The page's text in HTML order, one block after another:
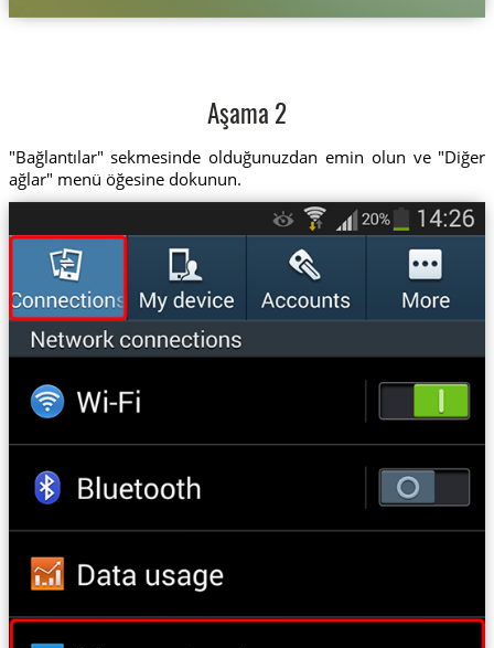
Aşama 2
"Bağlantılar" sekmesinde olduğunuzdan emin olun ve "Diğer
ağlar" menü öğesine dokunun.